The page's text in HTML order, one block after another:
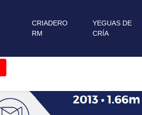
CRIADERO
RM
YEGUAS DE
CRÍA